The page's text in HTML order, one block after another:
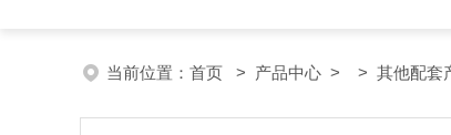
当前位置： 首页 > 产品中心 > > 其他配套